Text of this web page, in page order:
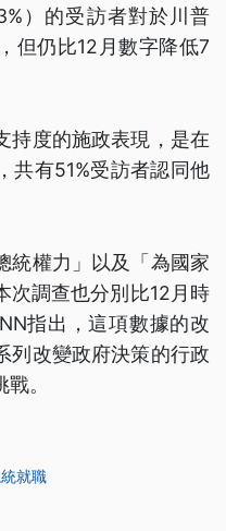
）的受訪者對於川普
但仍比12月數字降低7
持度的施政表現，是在
共有51%受訪者認同他
統權力」以及「為國家
次調查也分別比12月時
指出，這項數據的改
列改變政府決策的行政
。
就職